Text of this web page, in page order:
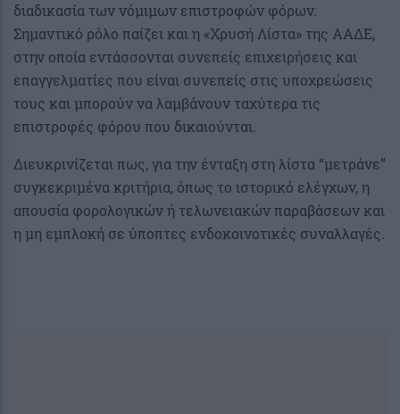
διαδικασία των νόμιμων επιστροφών φόρων.
Σημαντικό ρόλο παίζει και η «Χρυσή Λίστα» της ΑΑΔΕ,
στην οποία εντάσσονται συνεπείς επιχειρήσεις και
επαγγελματίες που είναι συνεπείς στις υποχρεώσεις
τους και μπορούν να λαμβάνουν ταχύτερα τις
επιστροφές φόρου που δικαιούνται.
Διευκρινίζεται πως, για την ένταξη στη λίστα “μετράνε”
συγκεκριμένα κριτήρια, όπως το ιστορικό ελέγχων, η
απουσία φορολογικών ή τελωνειακών παραβάσεων και
η μη εμπλοκή σε ύποπτες ενδοκοινοτικές συναλλαγές.